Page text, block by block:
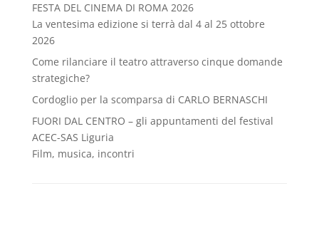
FESTA DEL CINEMA DI ROMA 2026
La ventesima edizione si terrà dal 4 al 25 ottobre
2026
Come rilanciare il teatro attraverso cinque domande
strategiche?
Cordoglio per la scomparsa di CARLO BERNASCHI
FUORI DAL CENTRO – gli appuntamenti del festival
ACEC-SAS Liguria
Film, musica, incontri